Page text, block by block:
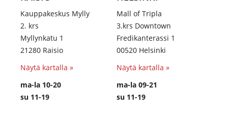
Kauppakeskus Mylly
2. krs
Myllynkatu 1
21280 Raisio
Näytä kartalla »
ma-la 10-20
su 11-19
Mall of Tripla
3.krs Downtown
Fredikanterassi 1
00520 Helsinki
Näytä kartalla »
ma-la 09-21
su 11-19